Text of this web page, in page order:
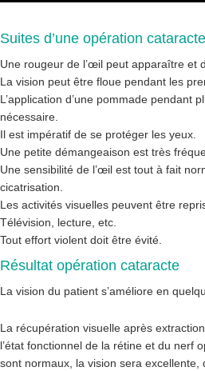
Suites d’une opération cataracte
Une rougeur de l’œil peut apparaître et
La vision peut être floue pendant les
L’application d’une pommade pendant
nécessaire.
Il est impératif de se protéger les yeux.
Une petite démangeaison est très
Une sensibilité de l’œil est tout à fait
cicatrisation.
Les activités visuelles peuvent être
Télévision, lecture, etc.
Tout effort violent doit être évité.
Résultat opération cataracte
La vision du patient s’améliore en
La récupération visuelle après
l’état fonctionnel de la rétine et du nerf
sont normaux, la vision sera excellente,